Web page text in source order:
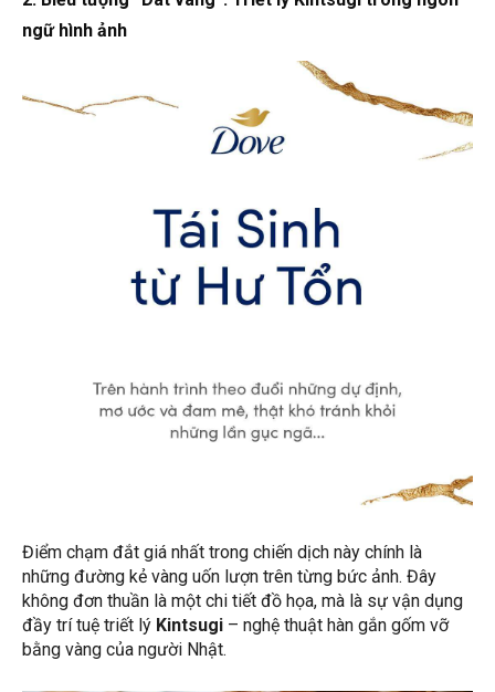
ngữ hình ảnh
Điểm chạm đắt giá nhất trong chiến dịch này chính là
những đường kẻ vàng uốn lượn trên từng bức ảnh. Đây
không đơn thuần là một chi tiết đồ họa, mà là sự vận dụng
đầy trí tuệ triết lý Kintsugi – nghệ thuật hàn gắn gốm vỡ
bằng vàng của người Nhật.